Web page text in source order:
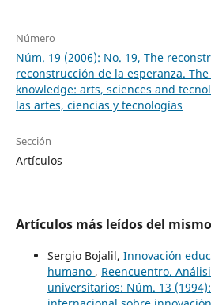
Número
Núm. 19 (2006): No. 19, The
reconstrucción de la esperanza.
knowledge: arts, sciences and
las artes, ciencias y tecnologías
Sección
Artículos
Artículos más leídos del
Sergio Bojalil, Innovación
humano , Reencuentro.
universitarios: Núm. 13